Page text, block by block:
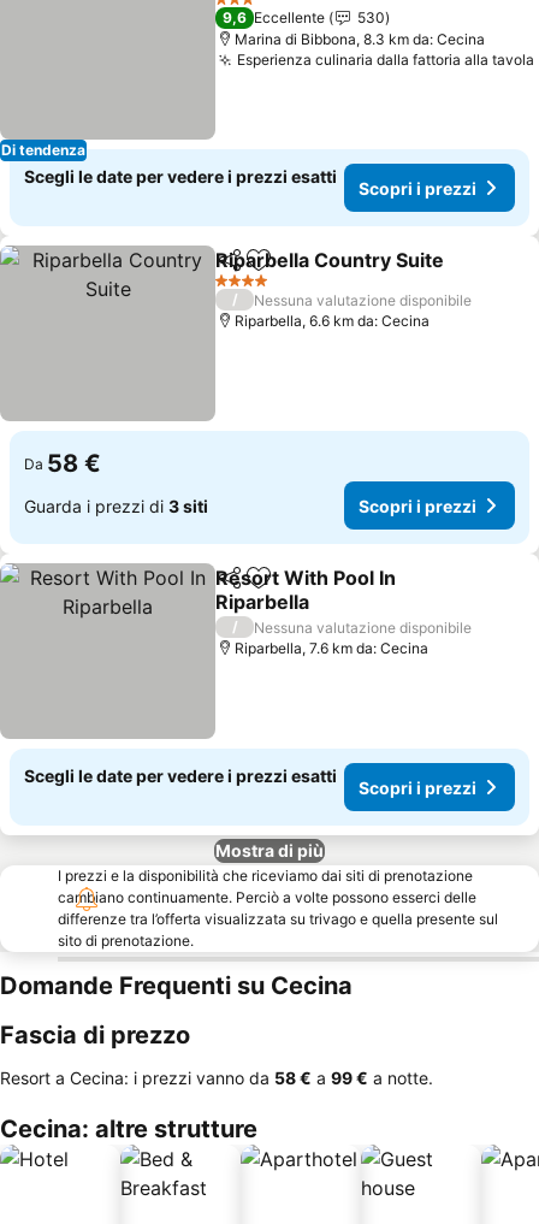
Di tendenza
3 Stelle
9,6 Eccellente
530
Marina di Bibbona, 8.3 km da: Cecina
Esperienza culinaria dalla fattoria alla tavola
Scegli le date per vedere i prezzi esatti
Scopri i prezzi
CondividiAggiungi ai preferiti
Riparbella Country Suite
4 Stelle
/
Nessuna valutazione disponibile
Riparbella, 6.6 km da: Cecina
Da 58 €
Guarda i prezzi di 3 siti Scopri i prezzi
CondividiAggiungi ai preferiti
Resort With Pool In
Riparbella
Scopri i prezzi
/
Nessuna valutazione disponibile
Riparbella, 7.6 km da: Cecina
Scegli le date per vedere i prezzi esatti
Scopri i prezzi
Mostra di più
I prezzi e la disponibilità che riceviamo dai siti di prenotazione
cambiano continuamente. Perciò a volte possono esserci delle
differenze tra l’offerta visualizzata su trivago e quella presente sul
sito di prenotazione.
Domande Frequenti su Cecina
Fascia di prezzo
Resort a Cecina: i prezzi vanno da ‎58 € a ‎99 € a notte.
Cecina: altre strutture